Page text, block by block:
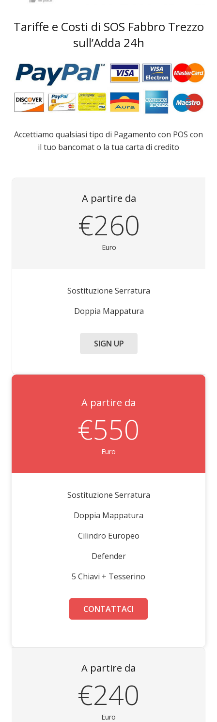
Tariffe e Costi di SOS Fabbro Trezzo
sull’Adda 24h
Accettiamo qualsiasi tipo di Pagamento con POS con
il tuo bancomat o la tua carta di credito
A partire da
€260
Euro
Sostituzione Serratura
Doppia Mappatura
SIGN UP
A partire da
€550
Euro
Sostituzione Serratura
Doppia Mappatura
Cilindro Europeo
Defender
5 Chiavi + Tesserino
CONTATTACI
A partire da
€240
Euro